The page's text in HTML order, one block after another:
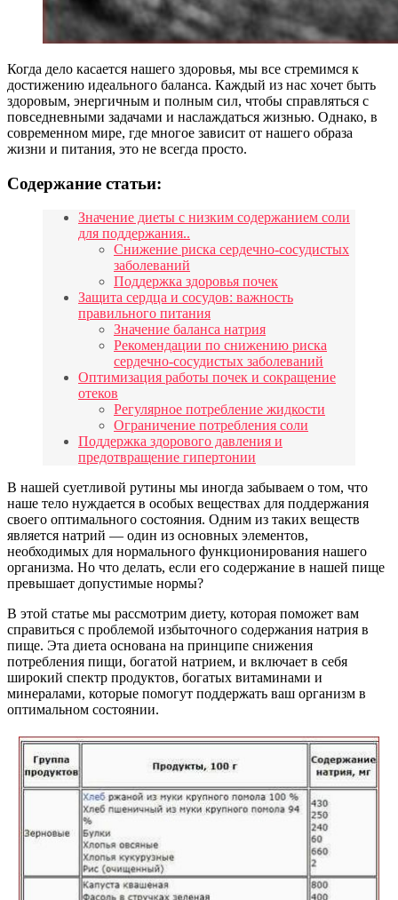
Когда дело касается нашего здоровья, мы все стремимся к
достижению идеального баланса. Каждый из нас хочет быть
здоровым, энергичным и полным сил, чтобы справляться с
повседневными задачами и наслаждаться жизнью. Однако, в
современном мире, где многое зависит от нашего образа
жизни и питания, это не всегда просто.
Содержание статьи:
Значение диеты с низким содержанием соли
для поддержания..
Снижение риска сердечно-сосудистых
заболеваний
Поддержка здоровья почек
Защита сердца и сосудов: важность
правильного питания
Значение баланса натрия
Рекомендации по снижению риска
сердечно-сосудистых заболеваний
Оптимизация работы почек и сокращение
отеков
Регулярное потребление жидкости
Ограничение потребления соли
Поддержка здорового давления и
предотвращение гипертонии
В нашей суетливой рутины мы иногда забываем о том, что
наше тело нуждается в особых веществах для поддержания
своего оптимального состояния. Одним из таких веществ
является натрий — один из основных элементов,
необходимых для нормального функционирования нашего
организма. Но что делать, если его содержание в нашей пище
превышает допустимые нормы?
В этой статье мы рассмотрим диету, которая поможет вам
справиться с проблемой избыточного содержания натрия в
пище. Эта диета основана на принципе снижения
потребления пищи, богатой натрием, и включает в себя
широкий спектр продуктов, богатых витаминами и
минералами, которые помогут поддержать ваш организм в
оптимальном состоянии.